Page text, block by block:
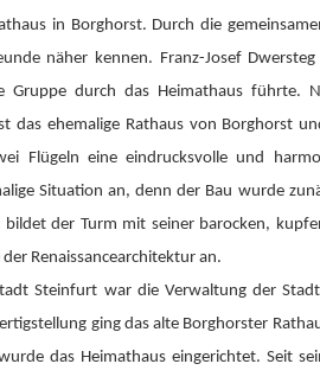
in Borghorst. Durch die
näher kennen. Franz-Josef
durch das Heimathaus führte.
das ehemalige Rathaus von Borghorst
eine eindrucksvolle und
Situation an, denn der Bau wurde
der Turm mit seiner barocken,
Renaissancearchitektur an.
Steinfurt war die Verwaltung der
ging das alte Borghorster
das Heimathaus eingerichtet. Seit